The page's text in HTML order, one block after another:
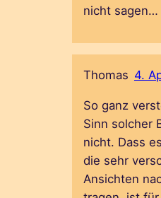
nicht sagen…
Thomas 4.
So ganz
Sinn solcher
nicht. Dass
die sehr
Ansichten